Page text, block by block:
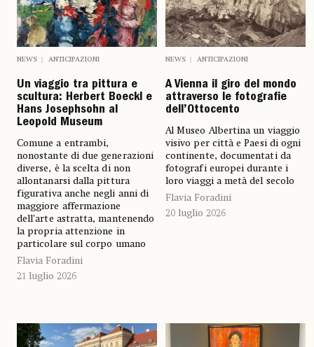
NEWS ANTICIPAZIONI
Un viaggio tra pittura e
scultura: Herbert Boeckl e
Hans Josephsohn al
Leopold Museum
Comune a entrambi,
nonostante di due generazioni
diverse, è la scelta di non
allontanarsi dalla pittura
figurativa anche negli anni di
maggiore affermazione
dell’arte astratta, mantenendo
la propria attenzione in
particolare sul corpo umano
Flavia Foradini
21 luglio 2026
NEWS ANTICIPAZIONI
A Vienna il giro del mondo
attraverso le fotografie
dell’Ottocento
Al Museo Albertina un viaggio
visivo per città e Paesi di ogni
continente, documentati da
fotografi europei durante i
loro viaggi a metà del secolo
Flavia Foradini
20 luglio 2026